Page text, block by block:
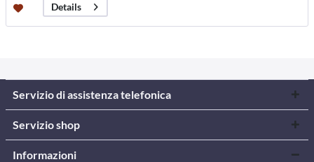
Details
Servizio di assistenza telefonica
Servizio shop
Informazioni